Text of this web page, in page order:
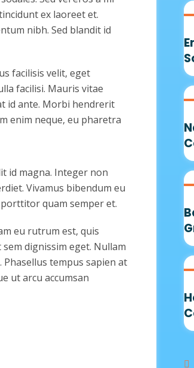
ex laoreet et.
nibh. Sed blandit id
facilisis velit, eget
facilisi. Mauris vitae
id ante. Morbi hendrerit
enim neque, eu pharetra
id magna. Integer non
Vivamus bibendum eu
quam semper et.
eu rutrum est, quis
dignissim eget. Nullam
tempus sapien at
ut arcu accumsan